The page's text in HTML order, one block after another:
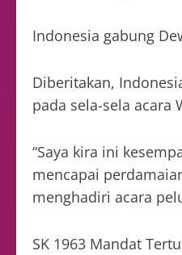
Indonesia gabung
Diberitakan,
pada sela-sela acara
“Saya kira ini
mencapai
menghadiri acara
SK 1963 Mandat